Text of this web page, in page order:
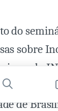
do
sobre
do
de